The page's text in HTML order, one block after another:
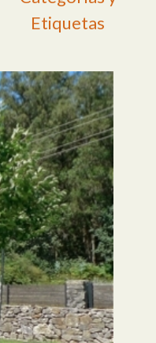
Etiquetas